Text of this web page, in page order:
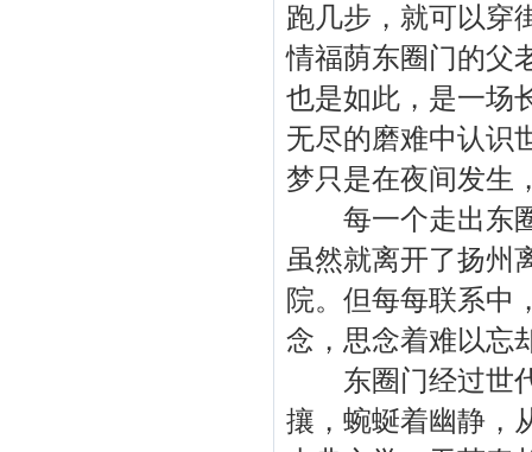
跑几步，就可以穿
情福荫东圈门的父
也是如此，是一场
无尽的磨难中认识
梦只是在夜间发生
每一个走出东圈
虽然就离开了扬州
院。但每每联系中
念，思念着难以忘
东圈门经过世代
攘，蜿蜒着幽静，